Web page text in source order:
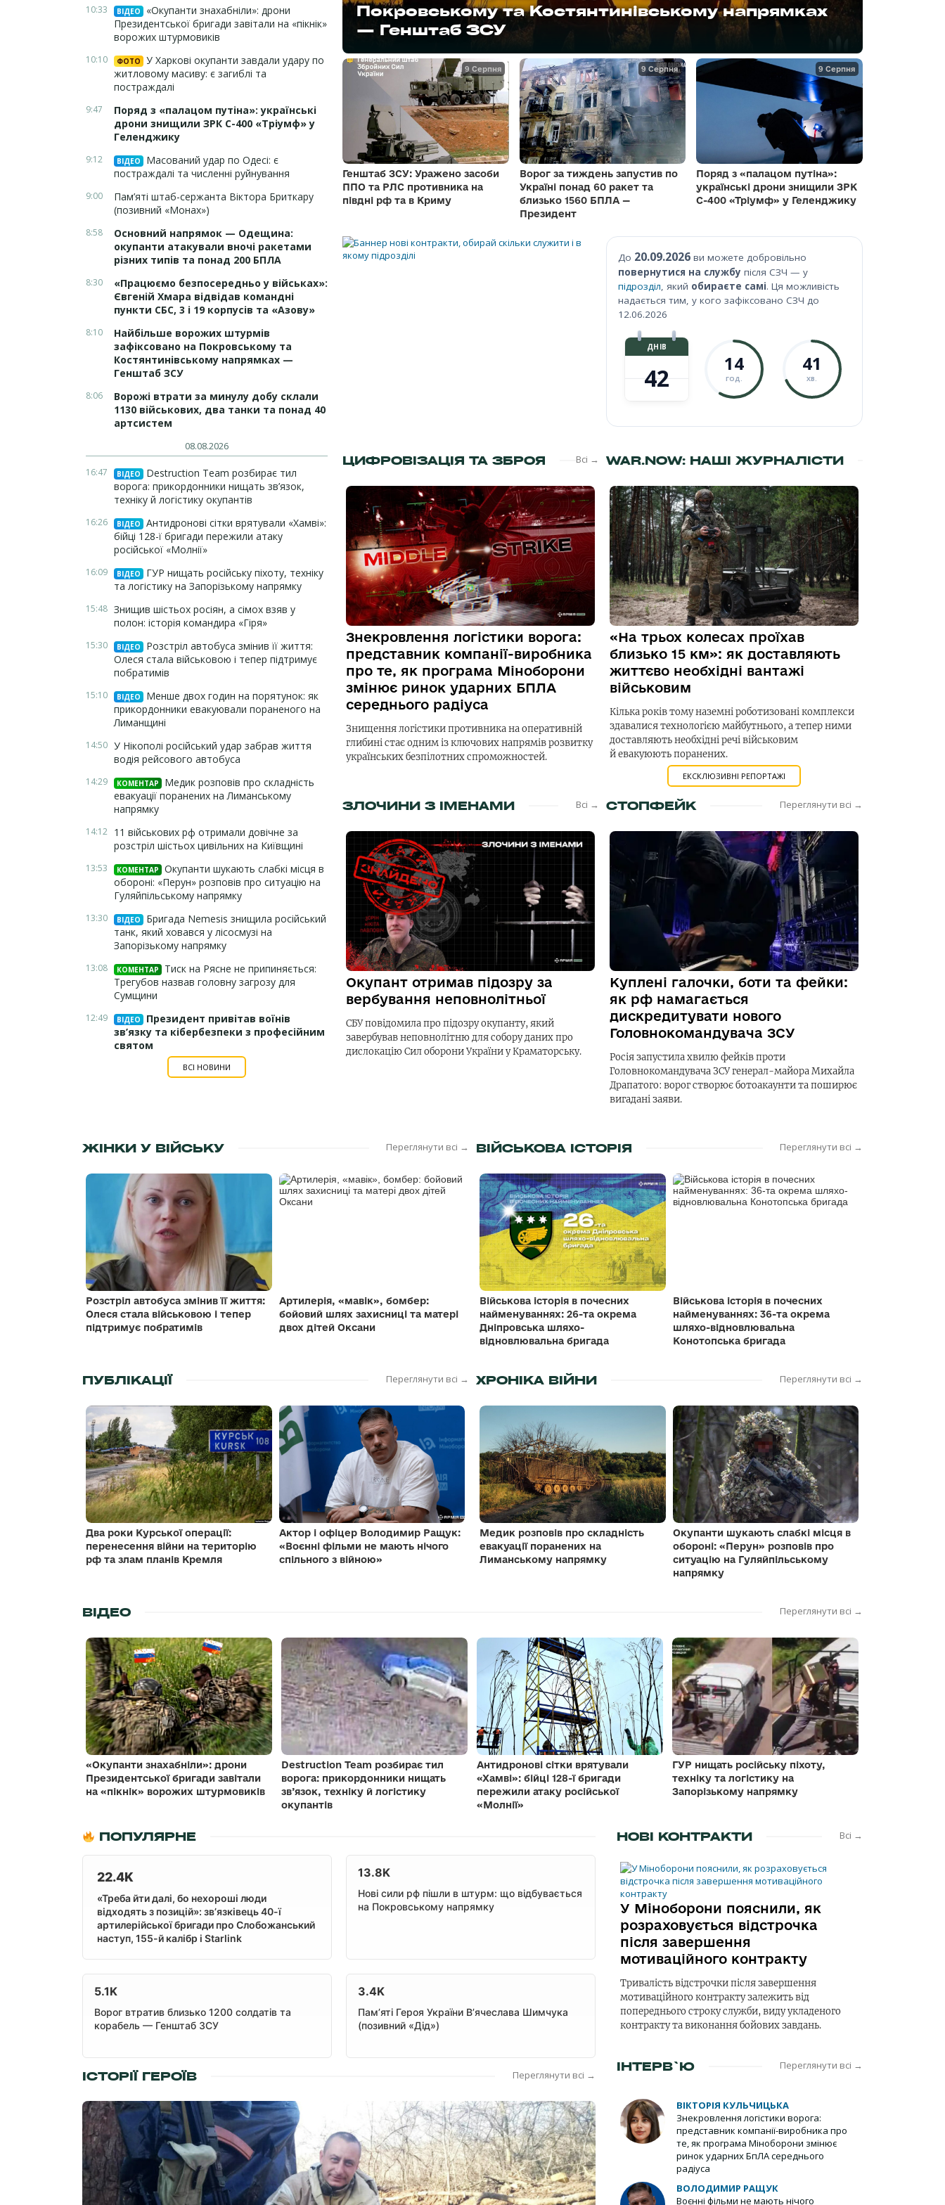
10:33 ВІДЕО
«Окупанти знахабніли»: дрони
Президентської бригади завітали на «пікнік»
ворожих штурмовиків
10:10 ФОТО
У Харкові окупанти завдали удару по
житловому масиву: є загиблі та
постраждалі
9:47
Поряд з «палацом путіна»: українські
дрони знищили ЗРК С-400 «Тріумф» у
Геленджику
9:12 ВІДЕО
Масований удар по Одесі: є
постраждалі та численні руйнування
9:00
Пам’яті штаб-сержанта Віктора Бриткару
(позивний «Монах»)
8:58
Основний напрямок — Одещина:
окупанти атакували вночі ракетами
різних типів та понад 200 БПЛА
8:30
«Працюємо безпосередньо у військах»:
Євгеній Хмара відвідав командні
пункти СБС, 3 і 19 корпусів та «Азову»
8:10
Найбільше ворожих штурмів
зафіксовано на Покровському та
Костянтинівському напрямках —
Генштаб ЗСУ
8:06
Ворожі втрати за минулу добу склали
1130 військових, два танки та понад 40
артсистем
08.08.2026
16:47 ВІДЕО
Destruction Team розбирає тил
ворога: прикордонники нищать зв’язок,
техніку й логістику окупантів
16:26 ВІДЕО
Антидронові сітки врятували «Хамві»:
бійці 128-ї бригади пережили атаку
російської «Молнії»
16:09 ВІДЕО
ГУР нищать російську піхоту, техніку
та логістику на Запорізькому напрямку
15:48 Знищив шістьох росіян, а сімох взяв у
полон: історія командира «Гіря»
15:30 ВІДЕО
Розстріл автобуса змінив її життя:
Олеся стала військовою і тепер підтримує
побратимів
15:10 ВІДЕО
Менше двох годин на порятунок: як
прикордонники евакуювали пораненого на
Лиманщині
14:50 У Нікополі російський удар забрав життя
водія рейсового автобуса
14:29 КОМЕНТАР
Медик розповів про складність
евакуації поранених на Лиманському
напрямку
14:12 11 військових рф отримали довічне за
розстріл шістьох цивільних на Київщині
13:53 КОМЕНТАР
Окупанти шукають слабкі місця в
обороні: «Перун» розповів про ситуацію на
Гуляйпільському напрямку
13:30 ВІДЕО
Бригада Nemesis знищила російський
танк, який ховався у лісосмузі на
Запорізькому напрямку
13:08 КОМЕНТАР
Тиск на Рясне не припиняється:
Трегубов назвав головну загрозу для
Сумщини
12:49 ВІДЕО
Президент привітав воїнів
зв’язку та кібербезпеки з професійним
святом
ВСІ НОВИНИ
Хмара відвідав командні пункти СБС, 3 і 19
корпусів та «Азову»
Покровському та Костянтинівському напрямках
— Генштаб ЗСУ
позицій»: зв’язківець 40-ї артилерійської бригади
про Слобожанський наступ, 155-й калібр і Starlink
9 Серпня
Генштаб ЗСУ: Уражено засоби
ППО та РЛС противника на
півдні рф та в Криму
9 Серпня
Ворог за тиждень запустив по
Україні понад 60 ракет та
близько 1560 БПЛА —
Президент
9 Серпня
Поряд з «палацом путіна»:
українські дрони знищили ЗРК
С-400 «Тріумф» у Геленджику
До 20.09.2026 ви можете добровільно
повернутися на службу після СЗЧ — у
підрозділ , який обираєте самі. Ця можливість
надається тим, у кого зафіксовано СЗЧ до
12.06.2026
ДНІВ
42 14
ГОД.
41
ХВ.
ЦИФРОВІЗАЦІЯ ТА ЗБРОЯ Всі →
Знекровлення логістики ворога:
представник компанії-виробника
про те, як програма Міноборони
змінює ринок ударних БПЛА
середнього радіуса
Знищення логістики противника на оперативній
глибині стає одним із ключових напрямів розвитку
українських безпілотних спроможностей.
WAR.NOW: НАШІ ЖУРНАЛІСТИ
«На трьох колесах проїхав
близько 15 км»: як доставляють
життєво необхідні вантажі
військовим
Кілька років тому наземні роботизовані комплекси
здавалися технологією майбутнього, а тепер ними
доставляють необхідні речі військовим
й евакуюють поранених.
ЕКСКЛЮЗИВНІ РЕПОРТАЖІ
ЗЛОЧИНИ З ІМЕНАМИ Всі →
Окупант отримав підозру за
вербування неповнолітньої
СБУ повідомила про підозру окупанту, який
завербував неповнолітню для собору даних про
дислокацію Сил оборони України у Краматорську.
СТОПФЕЙК Переглянути всі →
Куплені галочки, боти та фейки:
як рф намагається
дискредитувати нового
Головнокомандувача ЗСУ
Росія запустила хвилю фейків проти
Головнокомандувача ЗСУ генерал-майора Михайла
Драпатого: ворог створює ботоакаунти та поширює
вигадані заяви.
ЖІНКИ У ВІЙСЬКУ Переглянути всі →
Розстріл автобуса змінив її життя:
Олеся стала військовою і тепер
підтримує побратимів
Артилерія, «мавік», бомбер:
бойовий шлях захисниці та матері
двох дітей Оксани
ВІЙСЬКОВА ІСТОРІЯ Переглянути всі →
Військова історія в почесних
найменуваннях: 26-та окрема
Дніпровська шляхо-
відновлювальна бригада
Військова історія в почесних
найменуваннях: 36-та окрема
шляхо-відновлювальна
Конотопська бригада
ПУБЛІКАЦІЇ Переглянути всі →
Два роки Курської операції:
перенесення війни на територію
рф та злам планів Кремля
Актор і офіцер Володимир Ращук:
«Воєнні фільми не мають нічого
спільного з війною»
ХРОНІКА ВІЙНИ Переглянути всі →
Медик розповів про складність
евакуації поранених на
Лиманському напрямку
Окупанти шукають слабкі місця в
обороні: «Перун» розповів про
ситуацію на Гуляйпільському
напрямку
ВІДЕО Переглянути всі →
«Окупанти знахабніли»: дрони
Президентської бригади завітали
на «пікнік» ворожих штурмовиків
Destruction Team розбирає тил
ворога: прикордонники нищать
зв’язок, техніку й логістику
окупантів
Антидронові сітки врятували
«Хамві»: бійці 128-ї бригади
пережили атаку російської
«Молнії»
ГУР нищать російську піхоту,
техніку та логістику на
Запорізькому напрямку
ПОПУЛЯРНЕ
«Треба йти далі, бо нехороші люди
відходять з позицій»: зв’язківець 40-ї
артилерійської бригади про Слобожанський
наступ, 155-й калібр і Starlink
22.4K
Нові сили рф пішли в штурм: що відбувається
на Покровському напрямку
13.8K
Ворог втратив близько 1200 солдатів та
корабель — Генштаб ЗСУ
5.1K
Пам’яті Героя України В’ячеслава Шимчука
(позивний «Дід»)
3.4K
ІСТОРІЇ ГЕРОЇВ Переглянути всі →
НОВІ КОНТРАКТИ Всі →
У Міноборони пояснили, як
розраховується відстрочка
після завершення
мотиваційного контракту
Тривалість відстрочки після завершення
мотиваційного контракту залежить від
попереднього строку служби, виду укладеного
контракту та виконання бойових завдань.
ІНТЕРВ`Ю Переглянути всі →
ВІКТОРІЯ КУЛЬЧИЦЬКА
Знекровлення логістики ворога:
представник компанії-виробника про
те, як програма Міноборони змінює
ринок ударних БпЛА середнього
радіуса
ВОЛОДИМИР РАЩУК
Воєнні фільми не мають нічого